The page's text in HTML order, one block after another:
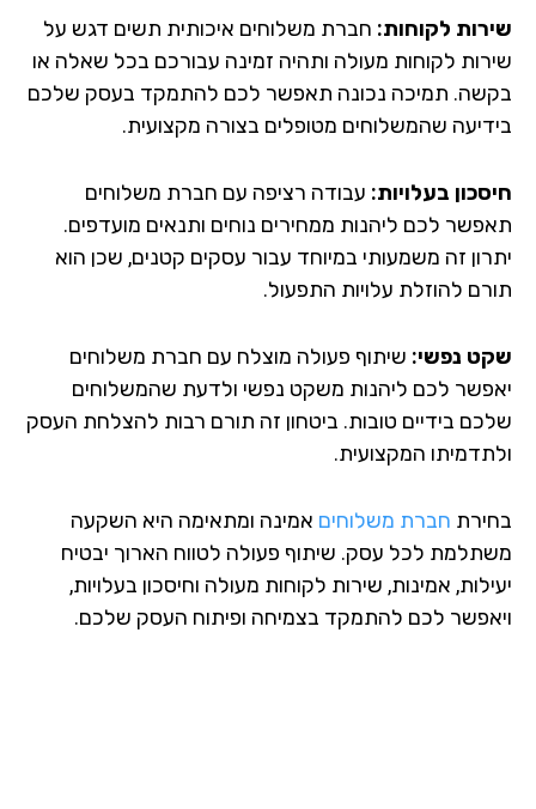
לקוחות:חברת משלוחים איכותית תשים דגש על
לקוחות מעולה ותהיה זמינה עבורכם בכל שאלה או
תמיכה נכונה תאפשר לכם להתמקד בעסק שלכם
שהמשלוחים מטופלים בצורה מקצועית.
בעלויות:עבודה רציפה עם חברת משלוחים
לכם ליהנות ממחירים נוחים ותנאים מועדפים.
זה משמעותי במיוחד עבור עסקים קטנים, שכן הוא
להוזלת עלויות התפעול.
נפשי:שיתוף פעולה מוצלח עם חברת משלוחים
לכם ליהנות משקט נפשי ולדעת שהמשלוחים
בידיים טובות. ביטחון זה תורם רבות להצלחת העסק
המקצועית.
חברת משלוחיםאמינה ומתאימה היא השקעה
לכל עסק. שיתוף פעולה לטווח הארוך יבטיח
אמינות, שירות לקוחות מעולה וחיסכון בעלויות,
לכם להתמקד בצמיחה ופיתוח העסק שלכם.